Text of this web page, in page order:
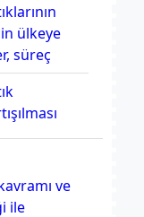
ülkeye
süreç
ve
ile